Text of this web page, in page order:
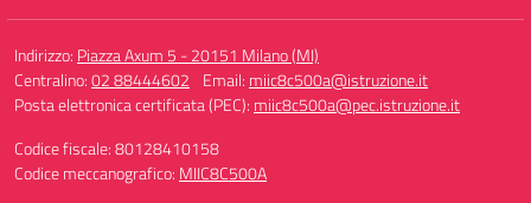
Indirizzo: Piazza Axum 5 - 20151 Milano (MI)
Centralino:02 88444602 Email: miic8c500a@istruzione.it
Posta elettronica certificata (PEC): miic8c500a@pec.istruzione.it
Codice fiscale: 80128410158
Codice meccanografico: MIIC8C500A